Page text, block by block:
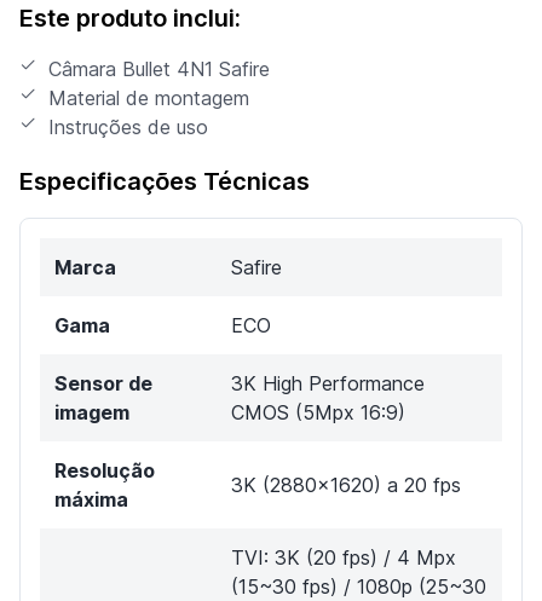
Este produto inclui:
Câmara Bullet 4N1 Safire
Material de montagem
Instruções de uso
Especificações Técnicas
Marca Safire
Gama ECO
Sensor de
imagem
3K High Performance
CMOS (5Mpx 16:9)
Resolução
máxima
3K (2880x1620) a 20 fps
TVI: 3K (20 fps) / 4 Mpx
(15~30 fps) / 1080p (25~30